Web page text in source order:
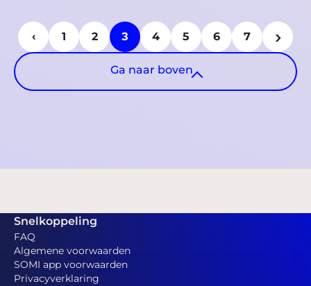
‹ 1 2 3 4 5 6 7 ›
Ga naar boven
Snelkoppeling
FAQ
Algemene voorwaarden
SOMI app voorwaarden
Privacyverklaring